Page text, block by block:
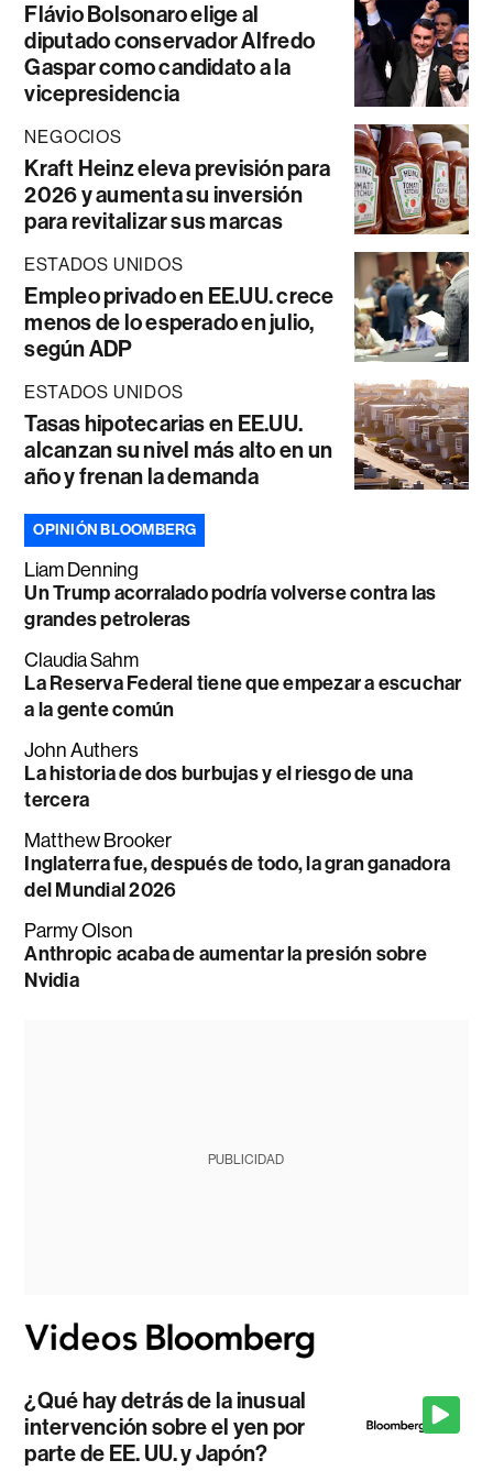
Flávio Bolsonaro elige al
diputado conservador Alfredo
Gaspar como candidato a la
vicepresidencia
NEGOCIOS
Kraft Heinz eleva previsión para
2026 y aumenta su inversión
para revitalizar sus marcas
ESTADOS UNIDOS
Empleo privado en EE.UU. crece
menos de lo esperado en julio,
según ADP
ESTADOS UNIDOS
Tasas hipotecarias en EE.UU.
alcanzan su nivel más alto en un
año y frenan la demanda
OPINIÓN BLOOMBERG
Liam Denning
Un Trump acorralado podría volverse contra las
grandes petroleras
Claudia Sahm
La Reserva Federal tiene que empezar a escuchar
a la gente común
John Authers
La historia de dos burbujas y el riesgo de una
tercera
Matthew Brooker
Inglaterra fue, después de todo, la gran ganadora
del Mundial 2026
Parmy Olson
Anthropic acaba de aumentar la presión sobre
Nvidia
PUBLICIDAD
¿Qué hay detrás de la inusual
intervención sobre el yen por
parte de EE. UU. y Japón?